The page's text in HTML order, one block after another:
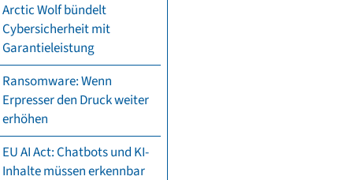
Arctic Wolf bündelt
Cybersicherheit mit
Garantieleistung
Ransomware: Wenn
Erpresser den Druck weiter
erhöhen
EU AI Act: Chatbots und KI-
Inhalte müssen erkennbar